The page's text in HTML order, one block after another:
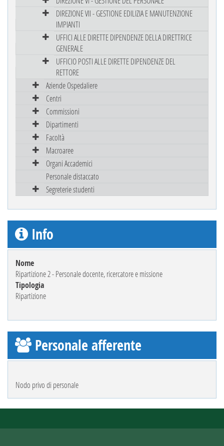
DIREZIONE VII - GESTIONE EDILIZIA E MANUTENZIONE
IMPIANTI
UFFICI ALLE DIRETTE DIPENDENZE DELLA DIRETTRICE
GENERALE
UFFICIO POSTI ALLE DIRETTE DIPENDENZE DEL
RETTORE
Aziende Ospedaliere
Centri
Commissioni
Dipartimenti
Facoltà
Macroaree
Organi Accademici
Personale distaccato
Segreterie studenti
Info
Nome
Ripartizione 2 - Personale docente, ricercatore e missione
Tipologia
Ripartizione
Personale afferente
Nodo privo di personale